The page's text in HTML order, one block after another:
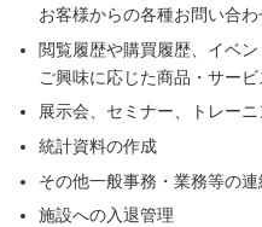
お客様からの各種お問い合
閲覧履歴や購買履歴、イベ
ご興味に応じた商品・サー
展示会、セミナー、トレー
統計資料の作成
その他一般事務・業務等の
施設への入退管理